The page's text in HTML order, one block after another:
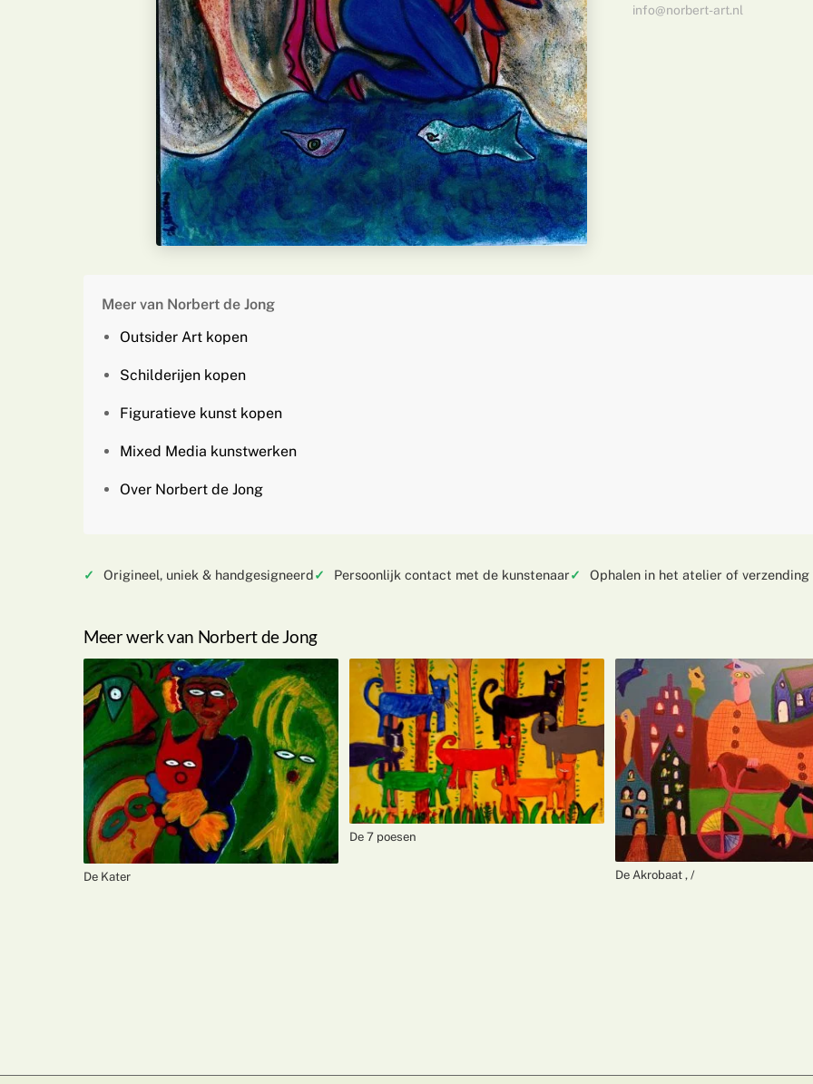
info@norbert-art.nl
Meer van Norbert de Jong
Outsider Art kopen
Schilderijen kopen
Figuratieve kunst kopen
Mixed Media kunstwerken
Over Norbert de Jong
Origineel, uniek & handgesigneerd Persoonlijk contact met de kunstenaar Ophalen in het atelier of verzending
Meer werk van Norbert de Jong
De Kater
De 7 poesen
De Akrobaat , /